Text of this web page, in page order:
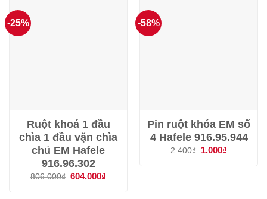
-25%
Ruột khoá 1 đầu
chìa 1 đầu vặn chìa
chủ EM Hafele
916.96.302
806.000₫ Giá
604.000₫
-58%
Pin ruột khóa EM số
4 Hafele 916.95.944
2.400₫
Giá
1.000₫